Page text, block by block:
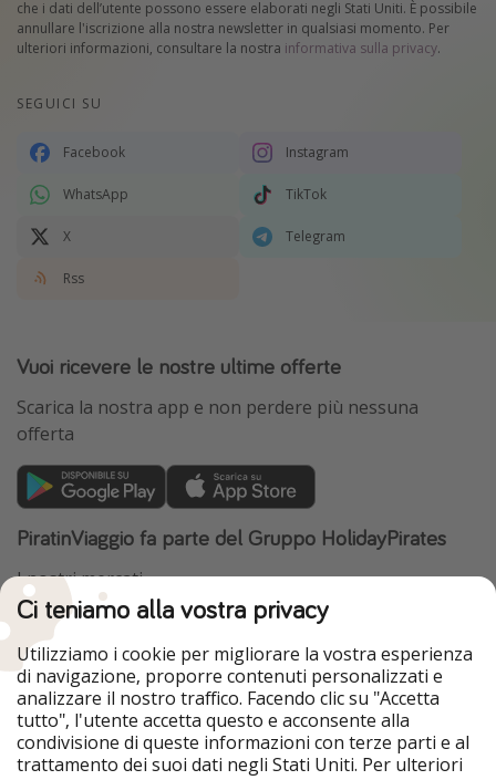
che i dati dell’utente possono essere elaborati negli Stati Uniti. È possibile
annullare l'iscrizione alla nostra newsletter in qualsiasi momento. Per
ulteriori informazioni, consultare la nostra informativa sulla privacy.
SEGUICI SU
Facebook Instagram
WhatsApp TikTok
X Telegram
Rss
Vuoi ricevere le nostre ultime offerte
Scarica la nostra app e non perdere più nessuna
offerta
PiratinViaggio fa parte del Gruppo HolidayPirates
I nostri mercati
HolidayPirates
VakantiePiraten
WakacyjniPiraci
Ferienpiraten
Urlaubspiraten
Urlaubspiraten
ViajerosPiratas
TravelPirates
Il nostro gruppo
HolidayPirates Group
Ci teniamo alla vostra privacy
Utilizziamo i cookie per migliorare la vostra esperienza
di navigazione, proporre contenuti personalizzati e
analizzare il nostro traffico. Facendo clic su "Accetta
tutto", l'utente accetta questo e acconsente alla
condivisione di queste informazioni con terze parti e al
trattamento dei suoi dati negli Stati Uniti. Per ulteriori